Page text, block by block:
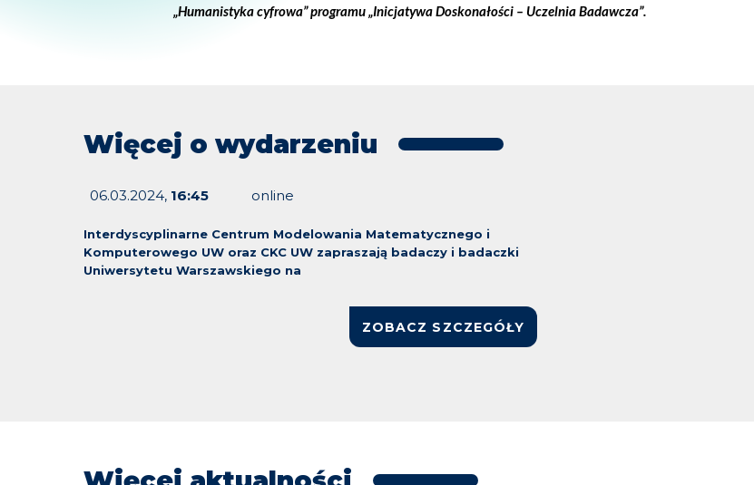
„Humanistyka cyfrowa” programu „Inicjatywa Doskonałości – Uczelnia Badawcza”.
Więcej o wydarzeniu
06.03.2024, 16:45 online
Interdyscyplinarne Centrum Modelowania Matematycznego i
Komputerowego UW oraz CKC UW zapraszają badaczy i badaczki
Uniwersytetu Warszawskiego na
ZOBACZ SZCZEGÓŁY